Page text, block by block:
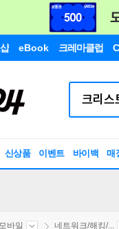
eBook 크레마클럽
신상품 이벤트 바이백 매
바일 네트워크/해킹/...